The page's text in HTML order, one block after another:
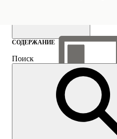
Показать содержание
Содержание
СОДЕРЖАНИЕ
Поиск